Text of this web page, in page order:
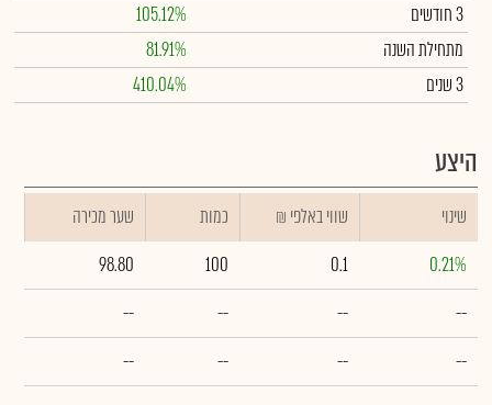
3 חודשים
105.12%
מתחילת השנה
81.91%
3 שנים
410.04%
היצע
שינוי ₪ שווי באלפי כמות
שער מכירה
0.21%
0.1
100
98.80
--
--
--
--
--
--
--
--